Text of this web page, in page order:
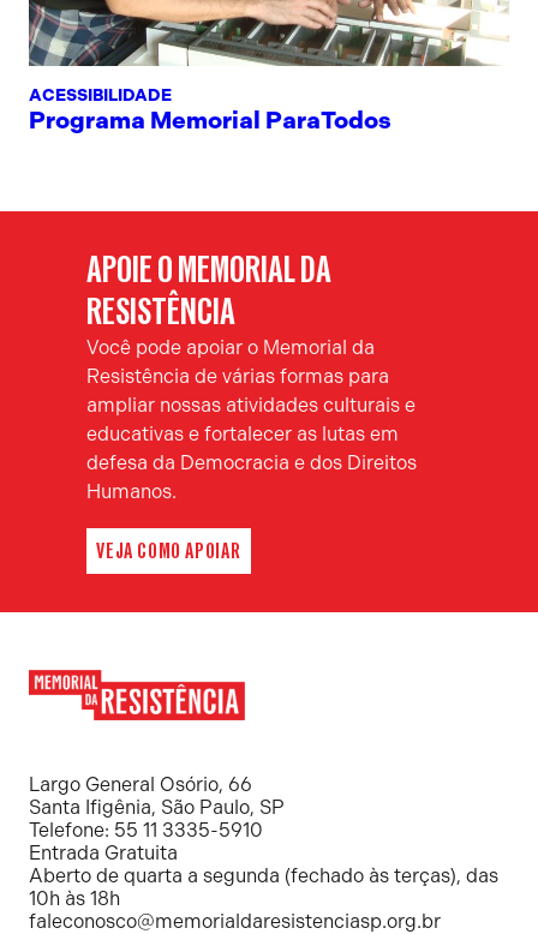
ACESSIBILIDADE
Programa Memorial ParaTodos
APOIE O MEMORIAL DA
RESISTÊNCIA
Você pode apoiar o Memorial da
Resistência de várias formas para
ampliar nossas atividades culturais e
educativas e fortalecer as lutas em
defesa da Democracia e dos Direitos
Humanos.
VEJA COMO APOIAR
Resistência
Largo General Osório, 66
Santa Ifigênia, São Paulo, SP
Telefone: 55 11 3335-5910
Entrada Gratuita
Aberto de quarta a segunda (fechado às terças), das
10h às 18h
faleconosco@memorialdaresistenciasp.org.br